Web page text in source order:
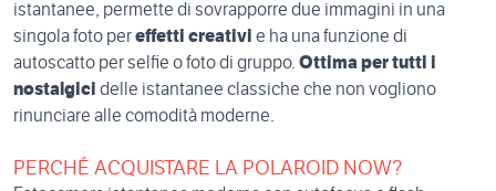
istantanee, permette di sovrapporre due immagini in una
singola foto pereffetti creativi e ha una funzione di
autoscatto per selfie o foto di gruppo. Ottima per tutti i
nostalgici delle istantanee classiche che non vogliono
rinunciare alle comodità moderne.
PERCHÉ ACQUISTARE LA POLAROID NOW?